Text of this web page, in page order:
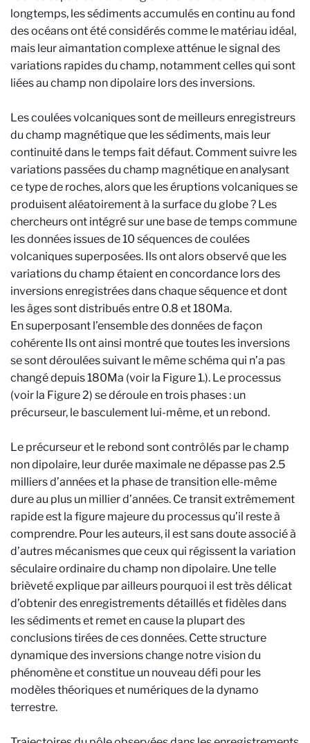
longtemps, les sédiments accumulés en continu au fond
des océans ont été considérés comme le matériau idéal,
mais leur aimantation complexe atténue le signal des
variations rapides du champ, notamment celles qui sont
liées au champ non dipolaire lors des inversions.
Les coulées volcaniques sont de meilleurs enregistreurs
du champ magnétique que les sédiments, mais leur
continuité dans le temps fait défaut. Comment suivre les
variations passées du champ magnétique en analysant
ce type de roches, alors que les éruptions volcaniques se
produisent aléatoirement à la surface du globe ? Les
chercheurs ont intégré sur une base de temps commune
les données issues de 10 séquences de coulées
volcaniques superposées. Ils ont alors observé que les
variations du champ étaient en concordance lors des
inversions enregistrées dans chaque séquence et dont
les âges sont distribués entre 0.8 et 180Ma.
En superposant l’ensemble des données de façon
cohérente Ils ont ainsi montré que toutes les inversions
se sont déroulées suivant le même schéma qui n’a pas
changé depuis 180Ma (voir la Figure 1.). Le processus
(voir la Figure 2) se déroule en trois phases : un
précurseur, le basculement lui-même, et un rebond.
Le précurseur et le rebond sont contrôlés par le champ
non dipolaire, leur durée maximale ne dépasse pas 2.5
milliers d’années et la phase de transition elle-même
dure au plus un millier d’années. Ce transit extrêmement
rapide est la figure majeure du processus qu’il reste à
comprendre. Pour les auteurs, il est sans doute associé à
d’autres mécanismes que ceux qui régissent la variation
séculaire ordinaire du champ non dipolaire. Une telle
brièveté explique par ailleurs pourquoi il est très délicat
d’obtenir des enregistrements détaillés et fidèles dans
les sédiments et remet en cause la plupart des
conclusions tirées de ces données. Cette structure
dynamique des inversions change notre vision du
phénomène et constitue un nouveau défi pour les
modèles théoriques et numériques de la dynamo
terrestre.